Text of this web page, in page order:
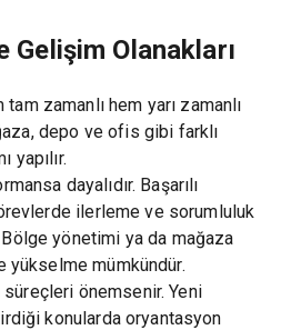
Gelişim Olanakları
zamanlı hem yarı zamanlı
depo ve ofis gibi farklı
yapılır.
dayalıdır. Başarılı
ilerleme ve sorumluluk
Bölge yönetimi ya da mağaza
mümkündür.
önemsenir. Yeni
konularda oryantasyon